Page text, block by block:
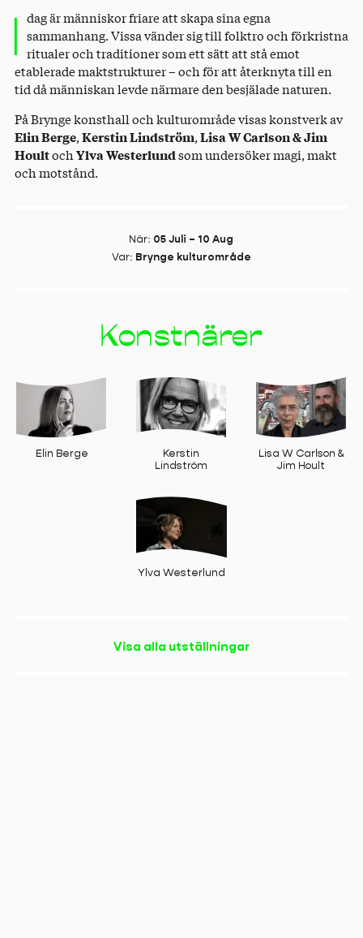
I dag är människor friare att skapa sina egna
sammanhang. Vissa vänder sig till folktro och förkristna
ritualer och traditioner som ett sätt att stå emot
etablerade maktstrukturer – och för att återknyta till en
tid då människan levde närmare den besjälade naturen.
På Brynge konsthall och kulturområde visas konstverk av
Elin Berge,Kerstin Lindström,Lisa W Carlson & Jim
HoultochYlva Westerlundsom undersöker magi, makt
och motstånd.
När: 05 Juli – 10 Aug
Var: Brynge kulturområde
Konstnärer
Elin Berge
Kerstin
Lindström
Lisa W Carlson &
Jim Hoult
Ylva Westerlund
Visa alla utställningar